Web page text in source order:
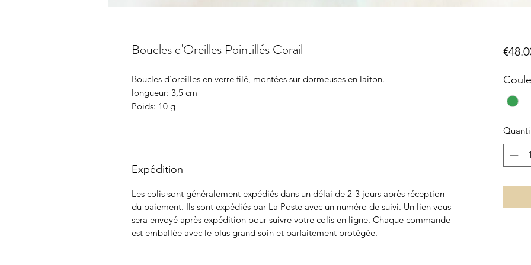
Boucles d'Oreilles Pointillés Corail
Boucles d'oreilles en verre filé, montées sur dormeuses en laiton.
longueur: 3,5 cm
Poids: 10 g
Expédition
Les colis sont généralement expédiés dans un délai de 2-3 jours après réception
du paiement. Ils sont expédiés par La Poste avec un numéro de suivi. Un lien vous
sera envoyé après expédition pour suivre votre colis en ligne. Chaque commande
est emballée avec le plus grand soin et parfaitement protégée.